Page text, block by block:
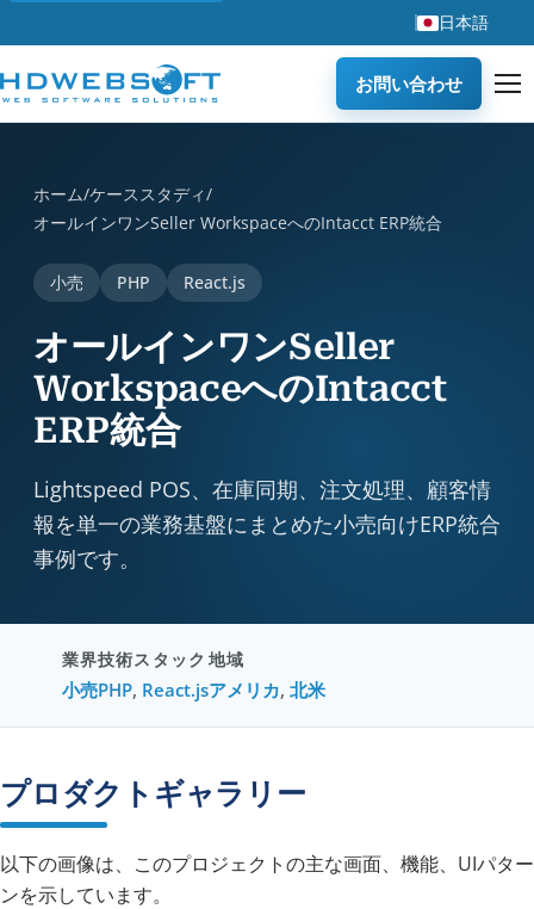
日本語
お問い合わせ
ホーム/ケーススタディ/
オールインワンSeller WorkspaceへのIntacct ERP統合
小売 PHP React.js
オールインワンSeller
WorkspaceへのIntacct
ERP統合
Lightspeed POS、在庫同期、注文処理、顧客情
報を単一の業務基盤にまとめた小売向けERP統合
事例です。
業界
小売
技術スタック
PHP, React.js
地域
アメリカ,北米
プロダクトギャラリー
以下の画像は、このプロジェクトの主な画面、機能、UIパター
ンを示しています。